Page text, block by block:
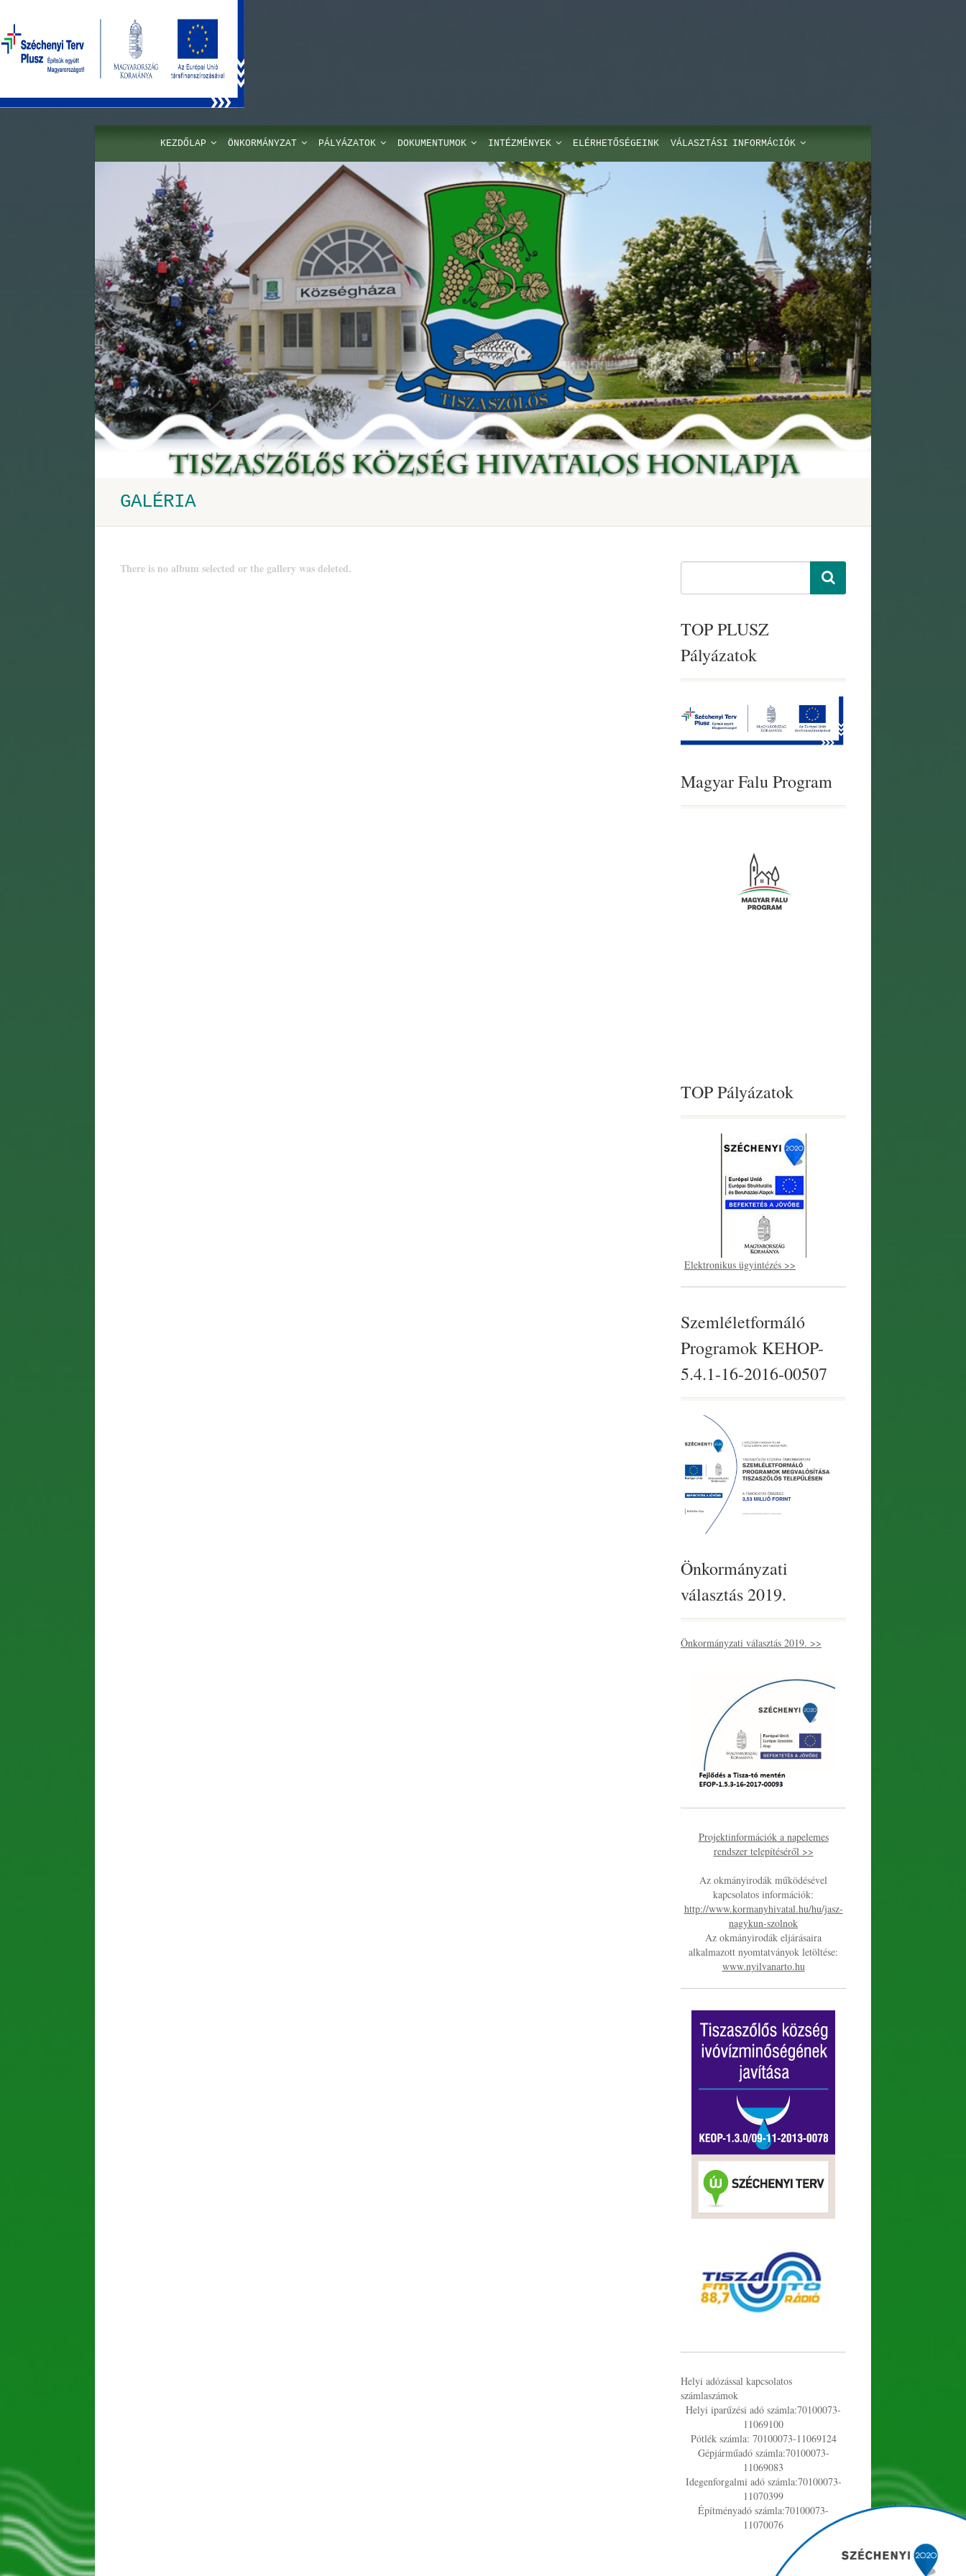
KEZDŐLAP ÖNKORMÁNYZAT PÁLYÁZATOK DOKUMENTUMOK INTÉZMÉNYEK ELÉRHETŐSÉGEINK VÁLASZTÁSI INFORMÁCIÓK
GALÉRIA
There is no album selected or the gallery was deleted.
TOP PLUSZ
Pályázatok
Magyar Falu Program
TOP Pályázatok
Elektronikus ügyintézés >>
Szemléletformáló
Programok KEHOP-
5.4.1-16-2016-00507
Önkormányzati
választás 2019.
Önkormányzati választás 2019. >>
Projektinformációk a napelemes
rendszer telepítéséről >>
Az okmányirodák működésével
kapcsolatos információk:
http://www.kormanyhivatal.hu/hu/jasz-
nagykun-szolnok
Az okmányirodák eljárásaira
alkalmazott nyomtatványok letöltése:
www.nyilvanarto.hu
Helyi adózással kapcsolatos
számlaszámok
Helyi iparűzési adó számla:70100073-
11069100
Pótlék számla: 70100073-11069124
Gépjárműadó számla:70100073-
11069083
Idegenforgalmi adó számla:70100073-
11070399
Építményadó számla:70100073-
11070076